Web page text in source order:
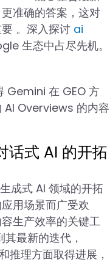
准确的答案，这对
。深入探讨 ai
生态中占尽先机。
Gemini 在 GEO 方
AI Overviews 的内容
话式 AI 的开拓
成式 AI 领域的开拓
用场景而广受欢
生产效率的关键工
最新的迭代，
推理方面取得进展，